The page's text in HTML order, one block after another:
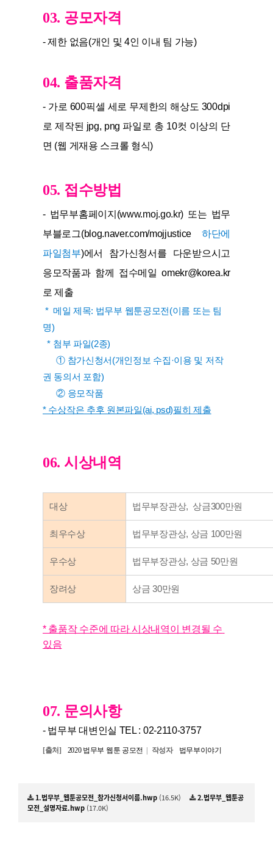
03. 공모자격
- 제한 없음(개인 및 4인 이내 팀 가능)
04. 출품자격
- 가로 600픽셀 세로 무제한의 해상도 300dpi
로 제작된 jpg, png 파일로 총 10컷 이상의 단
면 (웹 게재용 스크롤 형식)
05. 접수방법
- 법무부홈페이지(www.moj.go.kr) 또는 법무
부블로그(blog.naver.com/mojjustice 하단에
파일첨부)에서 참가신청서를 다운받으시고
응모작품과 함께 접수메일 omekr@korea.kr
로 제출
명)
* 첨부 파일(2종)
① 참가신청서(개인정보 수집·이용 및 저작
권 동의서 포함)
② 응모작품
* 수상작은 추후 원본파일(ai, psd)필히 제출
06. 시상내역
대상 법무부장관상,  상금300만원
최우수상 법무부장관상, 상금 100만원
우수상 법무부장관상, 상금 50만원
장려상 상금 30만원
* 출품작 수준에 따라 시상내역이 변경될 수
있음
07. 문의사항
- 법무부 대변인실 TEL : 02-2110-3757
[출처] 2020 법무부 웹툰 공모전 작성자 법무부이야기
1.법무부_웹툰공모전_참가신청서이름.hwp (16.5K)
2.법무부_웹툰공
모전_설명자료.hwp (17.0K)